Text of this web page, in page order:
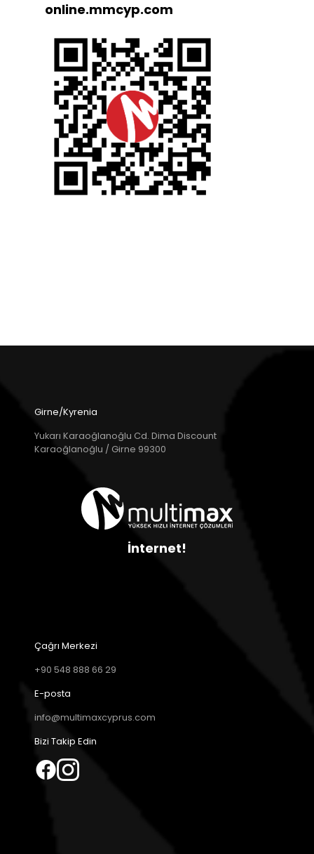
online.mmcyp.com
Girne/Kyrenia
Yukarı Karaoğlanoğlu Cd. Dima Discount
Karaoğlanoğlu / Girne 99300
İnternet!
Çağrı Merkezi
+90 548 888 66 29
E-posta
info@multimaxcyprus.com
Bizi Takip Edin